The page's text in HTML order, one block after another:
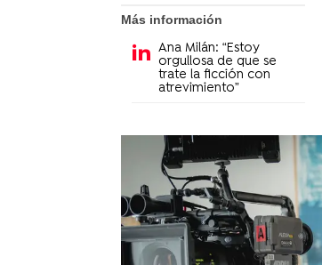
Más información
Ana Milán: “Estoy
orgullosa de que se
trate la ficción con
atrevimiento”